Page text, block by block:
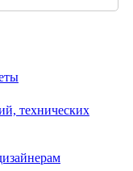
технических